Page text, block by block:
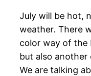
July will be hot,
weather. There
color way of the
but also another
We are talking